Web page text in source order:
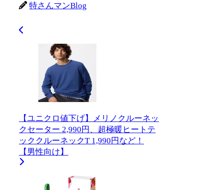
特さんマンBlog
【ユニクロ値下げ】メリノクルーネッ
クセーター 2,990円、超極暖ヒートテ
ッククルーネックT 1,990円など！
【男性向け】